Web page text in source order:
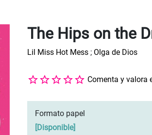
The Hips on the
Lil Miss Hot Mess ; Olga de Dios
Comenta y valora
Formato papel
Disponible]